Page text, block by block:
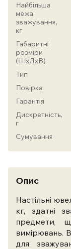
Найбільша
межа
зважування,
кг
Габаритні
розміри
(ШхДхВ)
Тип
Повірка
Гарантія
Дискретність,
г
Сумування
Опис
Настільні
кг, здатні
предмети,
вимірювань.
для